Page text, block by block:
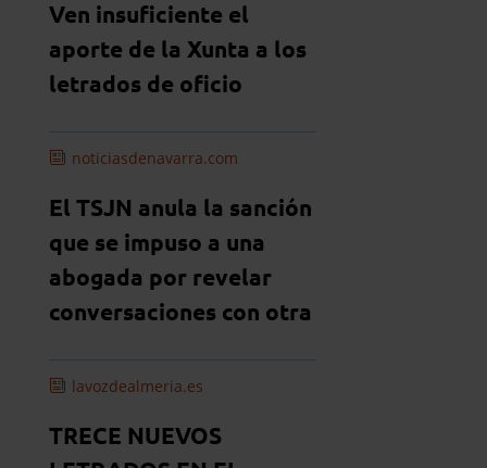
Ven insuficiente el
aporte de la Xunta a los
letrados de oficio
noticiasdenavarra.com
El TSJN anula la sanción
que se impuso a una
abogada por revelar
conversaciones con otra
lavozdealmeria.es
TRECE NUEVOS